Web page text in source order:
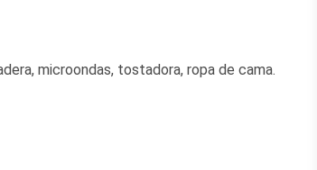
microondas, tostadora, ropa de cama.